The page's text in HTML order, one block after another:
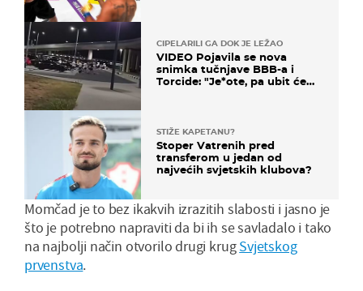
CIPELARILI GA DOK JE LEŽAO
VIDEO Pojavila se nova
snimka tučnjave BBB-a i
Torcide: "Je*ote, pa ubit će
STIŽE KAPETANU?
Stoper Vatrenih pred
transferom u jedan od
najvećih svjetskih klubova?
Momčad je to bez ikakvih izrazitih slabosti i jasno je
što je potrebno napraviti da bi ih se savladalo i tako
na najbolji način otvorilo drugi krugSvjetskog
prvenstva.